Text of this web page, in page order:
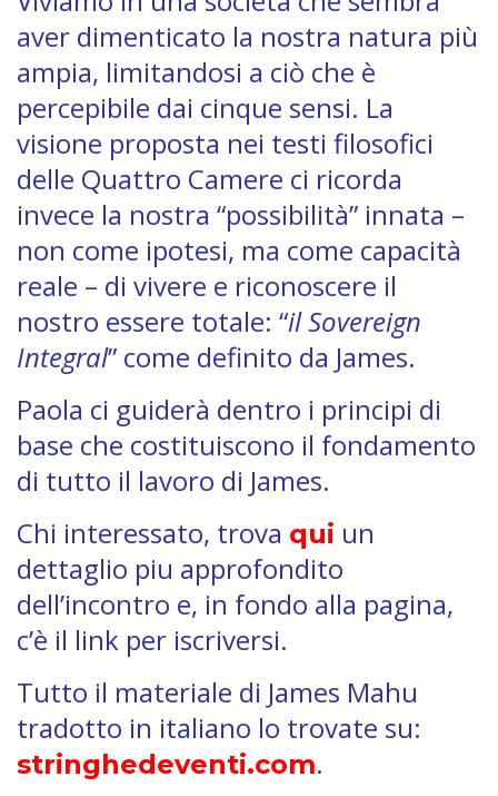
aver dimenticato la nostra natura più
ampia, limitandosi a ciò che è
percepibile dai cinque sensi. La
visione proposta nei testi filosofici
delle Quattro Camere ci ricorda
invece la nostra “possibilità” innata –
non come ipotesi, ma come capacità
reale – di vivere e riconoscere il
nostro essere totale: “il Sovereign
Integral” come definito da James.
Paola ci guiderà dentro i principi di
base che costituiscono il fondamento
di tutto il lavoro di James.
Chi interessato, trova qui un
dettaglio piu approfondito
dell’incontro e, in fondo alla pagina,
c’è il link per iscriversi.
Tutto il materiale di James Mahu
tradotto in italiano lo trovate su:
stringhedeventi.com.